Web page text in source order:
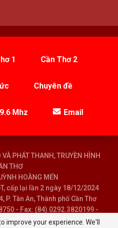
1 Cần Thơ 2
Chuyên đề
Mhz Email
PHÁT THANH, TRUYỀN HÌNH
THƠ
HOÀNG MẾN
cấp lại lần 2 ngày 18/12/2024
Tân An, Thành phố Cần Thơ
- Fax: (84) 0292.3820199 -
improve your experience. We'll